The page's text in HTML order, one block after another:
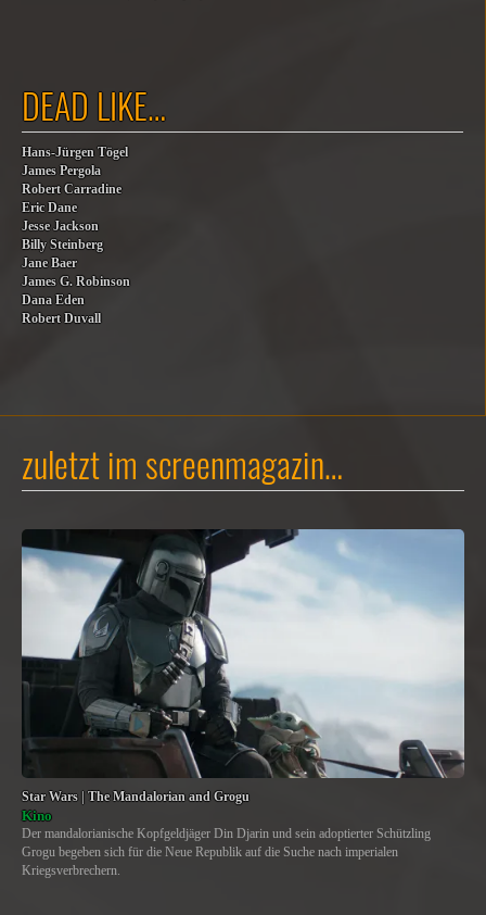
DEAD LIKE…
Hans-Jürgen Tögel
James Pergola
Robert Carradine
Eric Dane
Jesse Jackson
Billy Steinberg
Jane Baer
James G. Robinson
Dana Eden
Robert Duvall
zuletzt im screenmagazin…
Star Wars | The Mandalorian and Grogu
Kino
Der mandalorianische Kopfgeldjäger Din Djarin und sein adoptierter Schützling
Grogu begeben sich für die Neue Republik auf die Suche nach imperialen
Kriegsverbrechern.